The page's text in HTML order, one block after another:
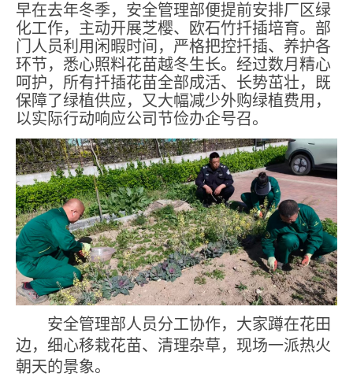
早在去年冬季，安全管理部便提前安排厂区绿
化工作，主动开展芝樱、欧石竹扦插培育。部
门人员利用闲暇时间，严格把控扦插、养护各
环节，悉心照料花苗越冬生长。经过数月精心
呵护，所有扦插花苗全部成活、长势茁壮，既
保障了绿植供应，又大幅减少外购绿植费用，
以实际行动响应公司节俭办企号召。
安全管理部人员分工协作，大家蹲在花田
边，细心移栽花苗、清理杂草，现场一派热火
朝天的景象。